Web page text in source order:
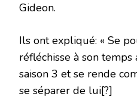
Gideon.
Ils ont expliqué: « Se
réfléchisse à son
saison 3 et se rende
se séparer de lui[?]